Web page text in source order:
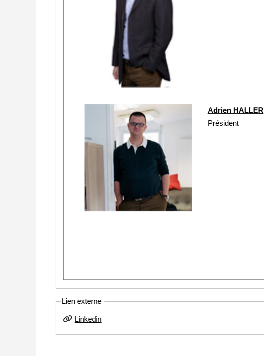
Adrien HALLER
Président
Lien externe
Linkedin